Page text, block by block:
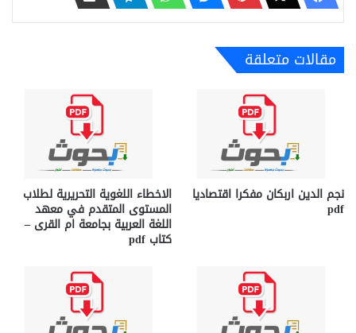
مقالات متعلقة
نجم الدين اربكان مفكرا اقتصاديا
pdf
الاخطاء اللغوية التحريرية لطلاب
المستوى المتقدم في معهد
اللغة العربية بجامعة ام القرى –
كتاب pdf